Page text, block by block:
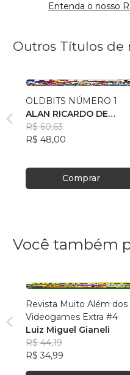
Entenda o nosso
Outros Títulos
OLDBITS NÚMERO 1
ALAN RICARDO DE
OLIVEIRA
R$ 60,63
R$ 48,00
Comprar
Você também
Revista Muito Além dos
Videogames Extra #4
Luiz Miguel Gianeli
R$ 44,19
R$ 34,99